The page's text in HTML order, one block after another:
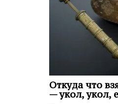
Откуда что
— укол, укол,